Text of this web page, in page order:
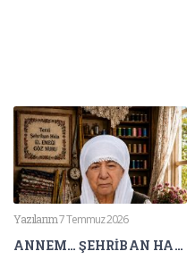
Yazılarım7 Temmuz 2026
ANNEM… ŞEHRİBAN HALA